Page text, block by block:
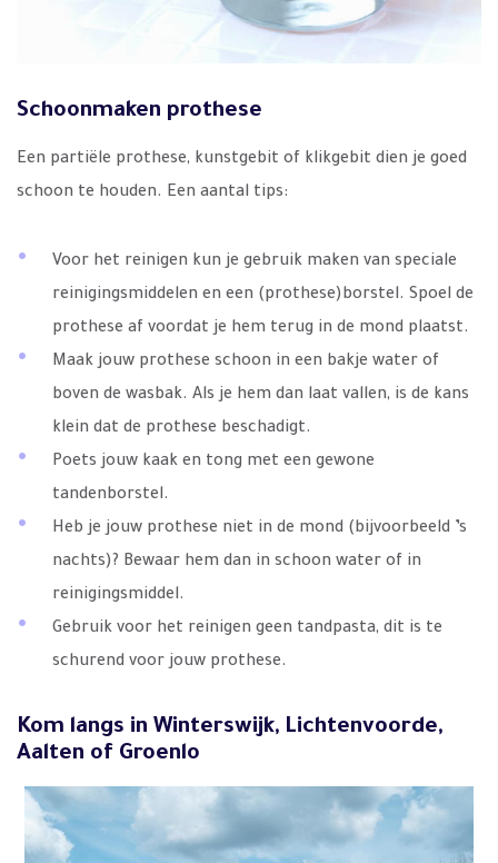
Schoonmaken prothese
Een partiële prothese, kunstgebit of klikgebit dien je goed
schoon te houden. Een aantal tips:
Voor het reinigen kun je gebruik maken van speciale
reinigingsmiddelen en een (prothese)borstel. Spoel de
prothese af voordat je hem terug in de mond plaatst.
Maak jouw prothese schoon in een bakje water of
boven de wasbak. Als je hem dan laat vallen, is de kans
klein dat de prothese beschadigt.
Poets jouw kaak en tong met een gewone
tandenborstel.
Heb je jouw prothese niet in de mond (bijvoorbeeld ’s
nachts)? Bewaar hem dan in schoon water of in
reinigingsmiddel.
Gebruik voor het reinigen geen tandpasta, dit is te
schurend voor jouw prothese.
Kom langs in Winterswijk, Lichtenvoorde,
Aalten of Groenlo